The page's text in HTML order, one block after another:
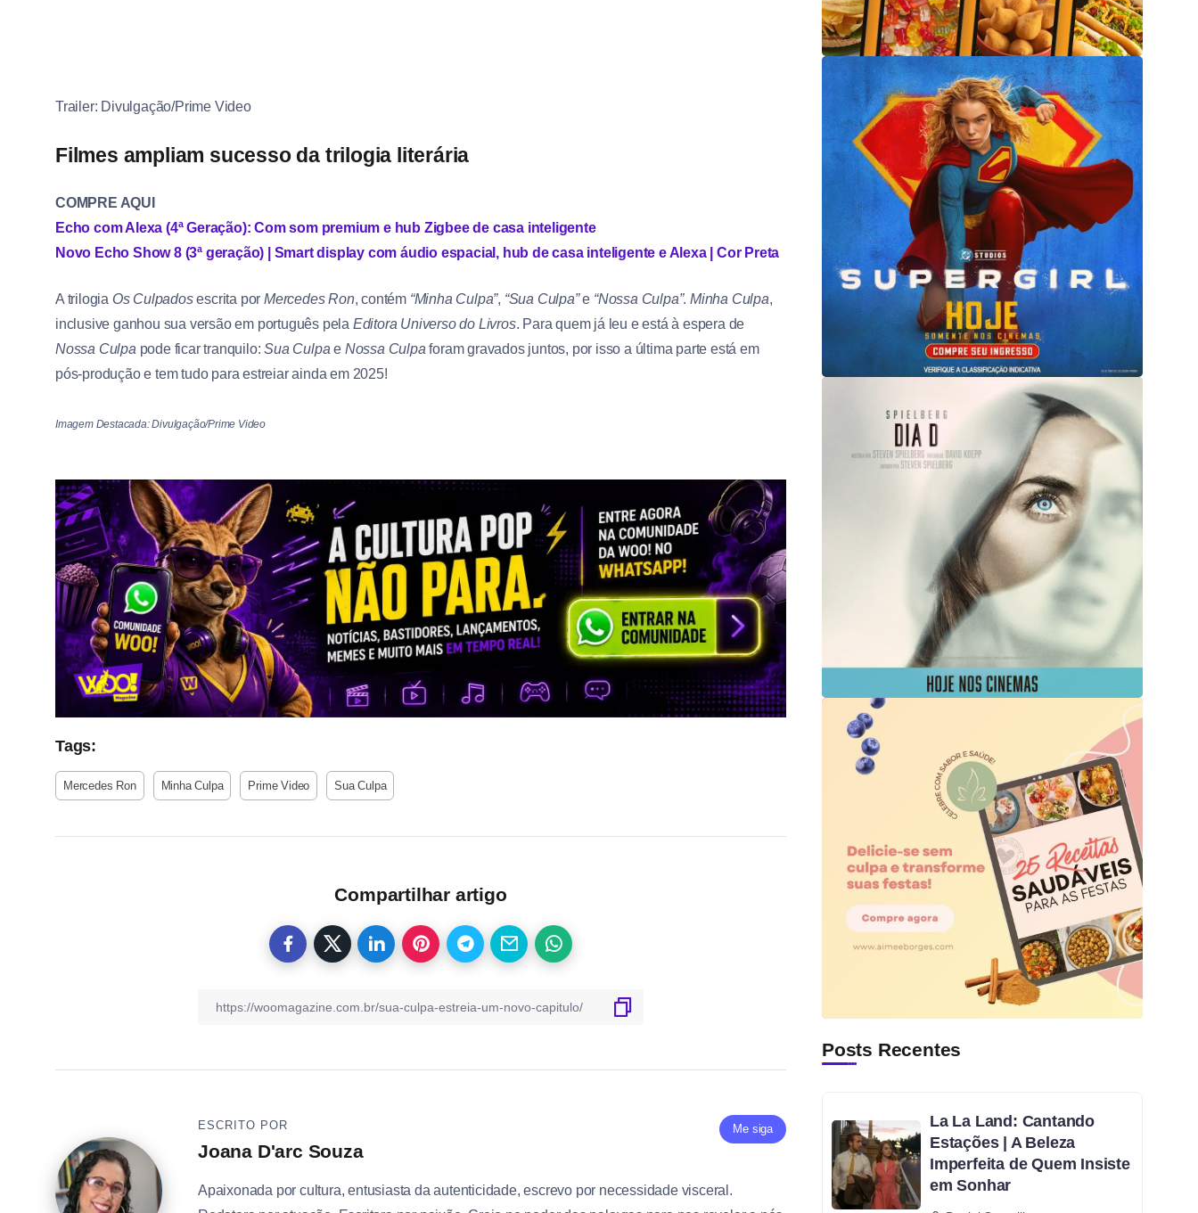
Trailer: Divulgação/Prime Video
Filmes ampliam sucesso da trilogia literária
COMPRE AQUI
Echo com Alexa (4ª Geração): Com som premium e hub Zigbee de casa inteligente
Novo Echo Show 8 (3ª geração) | Smart display com áudio espacial, hub de casa inteligente e Alexa | Cor Preta
A trilogia Os Culpadosescrita porMercedes Ron, contém “Minha Culpa”, “Sua Culpa”e “Nossa Culpa”.Minha Culpa,
inclusive ganhou sua versão em português pela Editora Universo do Livros. Para quem já leu e está à espera de
Nossa Culpa pode ficar tranquilo:Sua Culpa e Nossa Culpa foram gravados juntos, por isso a última parte está em
pós-produção e tem tudo para estreiar ainda em 2025!
Imagem Destacada: Divulgação/Prime Video
Tags:
Mercedes Ron Minha Culpa Prime Video Sua Culpa
Compartilhar artigo
Me siga
ESCRITO POR
Joana D'arc Souza
Apaixonada por cultura, entusiasta da autenticidade, escrevo por necessidade visceral.
Posts Recentes
La La Land: Cantando
Estações | A Beleza
Imperfeita de Quem Insiste
em Sonhar